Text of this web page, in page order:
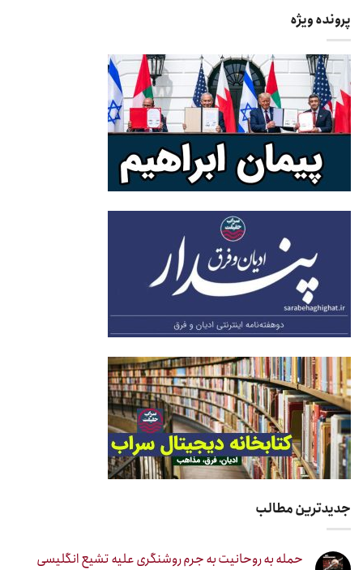
پرونده ویژه
جدیدترین مطالب
حمله به روحانیت به جرم روشنگری علیه تشیع انگلیسی